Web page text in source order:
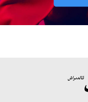
ئالدىراش